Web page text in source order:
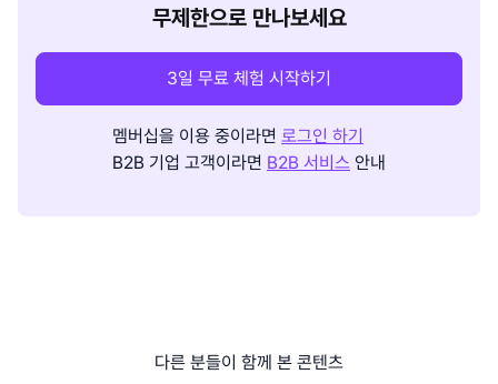
무제한으로 만나보세요
3일 무료 체험 시작하기
멤버십을 이용 중이라면 로그인 하기
B2B 기업 고객이라면 B2B 서비스 안내
다른 분들이 함께 본 콘텐츠